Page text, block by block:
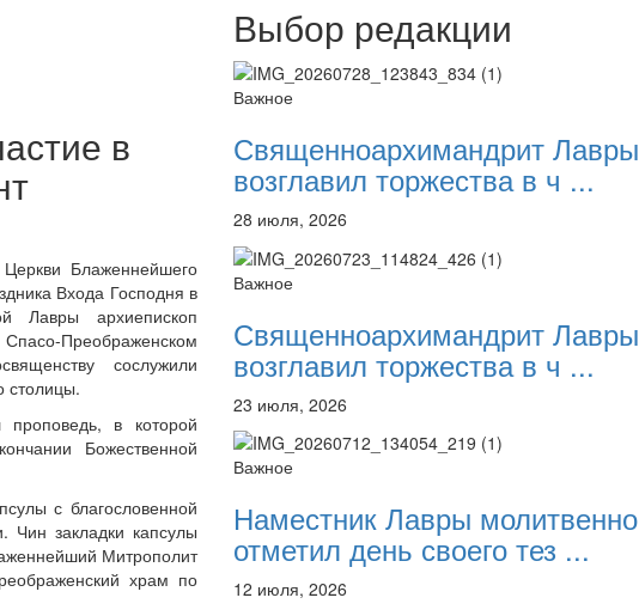
Онлайн трансляции
12 сентября 2015
12 сентября 2015Название трансляции
12 сентября 2015
12 сентября 2015Название трансляции
12 сентября 2015Название трансляции
Название трансляции
12 сентября 2015Название трансляции
Перейти к архиву
в
Блаженнейшего
Входа Господня в
Лавры архиепископ
Преображенском
сослужили
столицы.
проповедь, в которой
Божественной
с благословенной
Чин закладки капсулы
Митрополит
храм по
Выбор редакции
Важное
Священноархимандрит Лавры
возглавил торжества в ч ...
28 июля, 2026
Важное
Священноархимандрит Лавры
возглавил торжества в ч ...
23 июля, 2026
Важное
Наместник Лавры молитвенно
отметил день своего тез ...
12 июля, 2026